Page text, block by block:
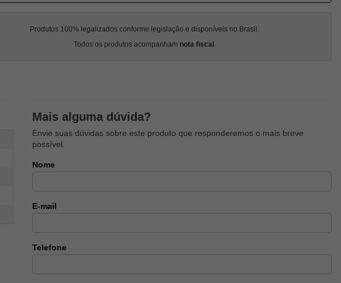
Produtos 100% legalizados conforme legislação e disponíveis no Brasil.
Todos os produtos acompanham nota fiscal .
Mais alguma dúvida?
Envie suas dúvidas sobre este produto que responderemos o mais breve
possível.
Nome
E-mail
Telefone